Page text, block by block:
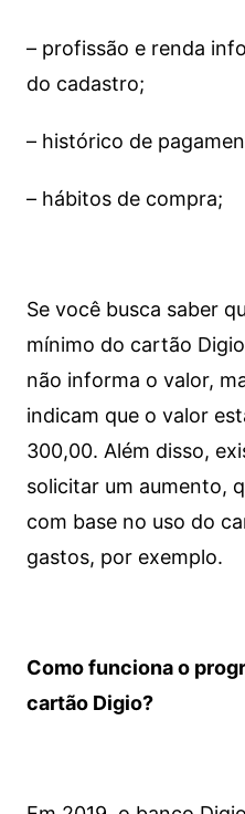
– profissão e renda
do cadastro;
– histórico de
– hábitos de compra;
Se você busca saber
mínimo do cartão
não informa o valor,
indicam que o valor
300,00. Além disso,
solicitar um aumento,
com base no uso do
gastos, por exemplo.
Como funciona o
cartão Digio?